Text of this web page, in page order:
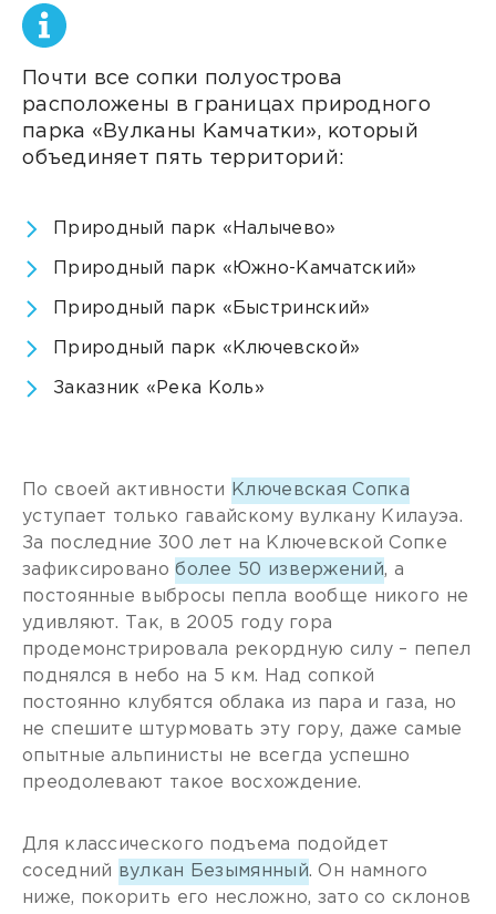
Почти все сопки полуострова
расположены в границах природного
парка «Вулканы Камчатки», который
объединяет пять территорий:
Природный парк «Налычево»
Природный парк «Южно-Камчатский»
Природный парк «Быстринский»
Природный парк «Ключевской»
Заказник «Река Коль»
По своей активности
Ключевская Сопка
уступает только гавайскому вулкану Килауэа.
За последние 300 лет на Ключевской Сопке
зафиксированоболее 50 извержений, а
постоянные выбросы пепла вообще никого не
удивляют. Так, в 2005 году гора
продемонстрировала рекордную силу – пепел
поднялся в небо на 5 км. Над сопкой
постоянно клубятся облака из пара и газа, но
не спешите штурмовать эту гору, даже самые
опытные альпинисты не всегда успешно
преодолевают такое восхождение.
Для классического подъема подойдет
соседний вулкан Безымянный. Он намного
ниже, покорить его несложно, зато со склонов